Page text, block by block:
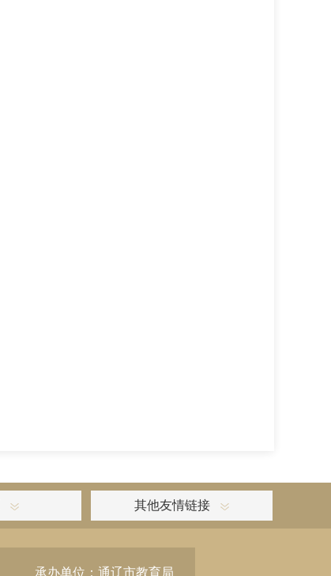
其他友情链接
承办单位：通辽市教育局